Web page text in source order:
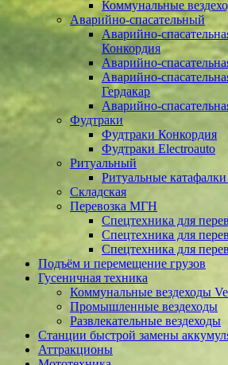
Коммунальные
Аварийно-спасательный
Аварийно-
Конкордия
Аварийно-
Аварийно-
Гердакар
Аварийно-
Фудтраки
Фудтраки Конкордия
Фудтраки Electroauto
Ритуальный
Ритуальные
Складская
Перевозка МГН
Спецтехника для
Спецтехника для
Спецтехника для
Подъём и перемещение грузов
Гусеничная техника
Коммунальные вездеходы
Промышленные вездеходы
Развлекательные вездеходы
Станции быстрой замены
Аттракционы